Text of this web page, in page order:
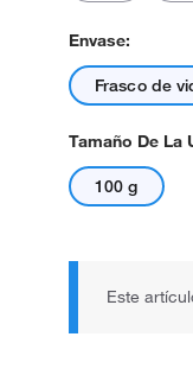
Envase:
Frasco de
Tamaño De La
100 g
Este